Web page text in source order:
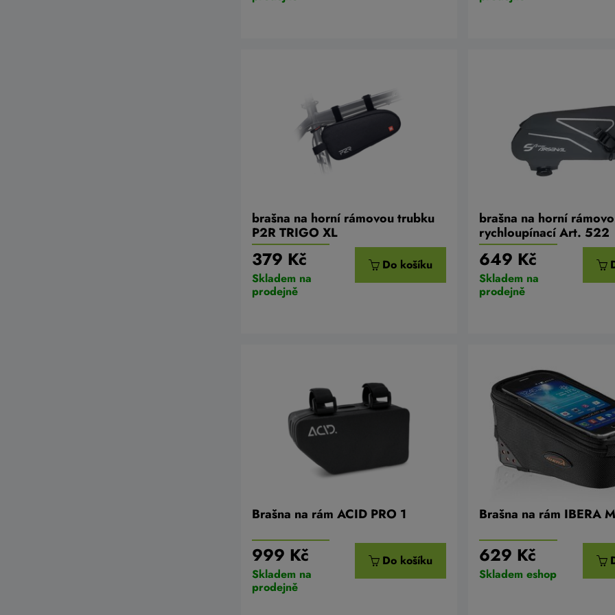
brašna na horní rámovou trubku
P2R TRIGO XL
379 Kč
Skladem na
prodejně
Do košíku
brašna na horní
rychloupínací Art. 522
649 Kč
Skladem na
prodejně
Brašna na rám ACID PRO 1
999 Kč
Skladem na
prodejně
Do košíku
Brašna na rám IBERA
629 Kč
Skladem eshop